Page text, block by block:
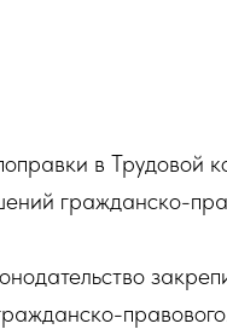
в
гражданско-